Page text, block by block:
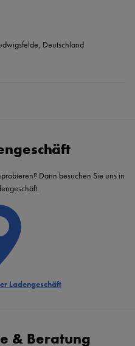
Deutschland
Dann besuchen Sie uns in
Ladengeschäft
& Beratung